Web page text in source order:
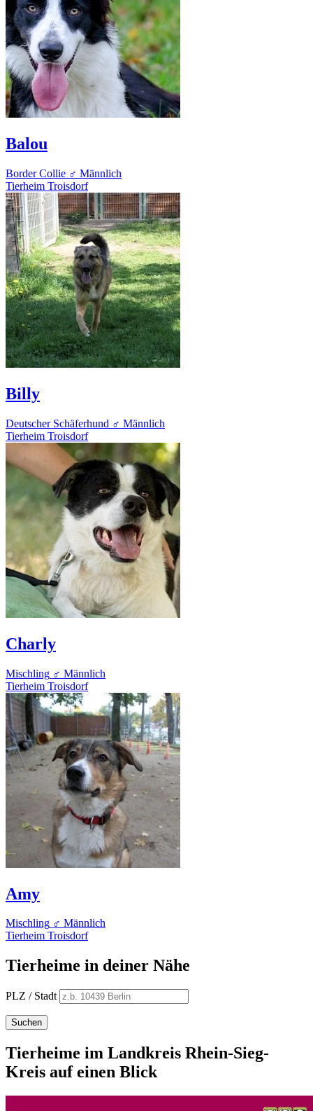
Balou
Border Collie ♂ Männlich
Tierheim Troisdorf
Billy
Deutscher Schäferhund ♂ Männlich
Tierheim Troisdorf
Charly
Mischling ♂ Männlich
Tierheim Troisdorf
Amy
Mischling ♂ Männlich
Tierheim Troisdorf
Tierheime in deiner Nähe
PLZ / Stadt
Suchen
Tierheime im Landkreis Rhein-Sieg-
Kreis auf einen Blick